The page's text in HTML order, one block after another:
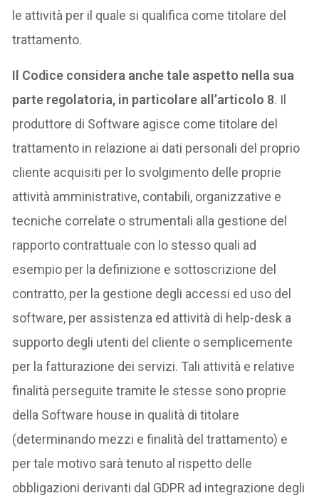
le attività per il quale si qualifica come titolare del
trattamento.
Il Codice considera anche tale aspetto nella sua
parte regolatoria, in particolare all’articolo 8. Il
produttore di Software agisce come titolare del
trattamento in relazione ai dati personali del proprio
cliente acquisiti per lo svolgimento delle proprie
attività amministrative, contabili, organizzative e
tecniche correlate o strumentali alla gestione del
rapporto contrattuale con lo stesso quali ad
esempio per la definizione e sottoscrizione del
contratto, per la gestione degli accessi ed uso del
software, per assistenza ed attività di help-desk a
supporto degli utenti del cliente o semplicemente
per la fatturazione dei servizi. Tali attività e relative
finalità perseguite tramite le stesse sono proprie
della Software house in qualità di titolare
(determinando mezzi e finalità del trattamento) e
per tale motivo sarà tenuto al rispetto delle
obbligazioni derivanti dal GDPR ad integrazione degli